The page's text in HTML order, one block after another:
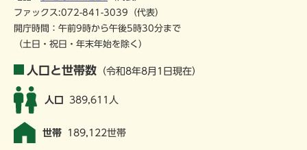
ファックス:072-841-3039（代表）
開庁時間：午前9時から午後5時30分まで
（土日・祝日・年末年始を除く）
人口と世帯数 （令和8年8月1日現在）
人口 389,611人
世帯 189,122世帯